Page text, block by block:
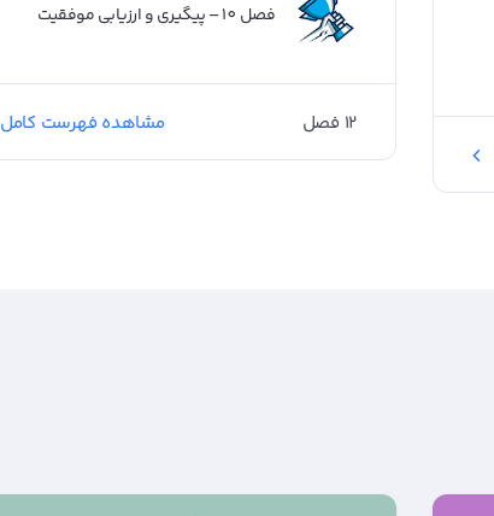
فصل 10 – پیگیری و ارزیابی موفقیت
12 فصل مشاهده فهرست کامل